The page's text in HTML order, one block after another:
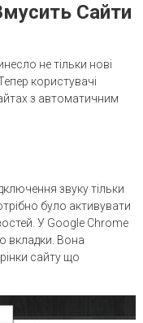
Сайти
не тільки нові
користувачі
з автоматичним
звуку тільки
було активувати
У Google Chrome
вкладки. Вона
сайту що